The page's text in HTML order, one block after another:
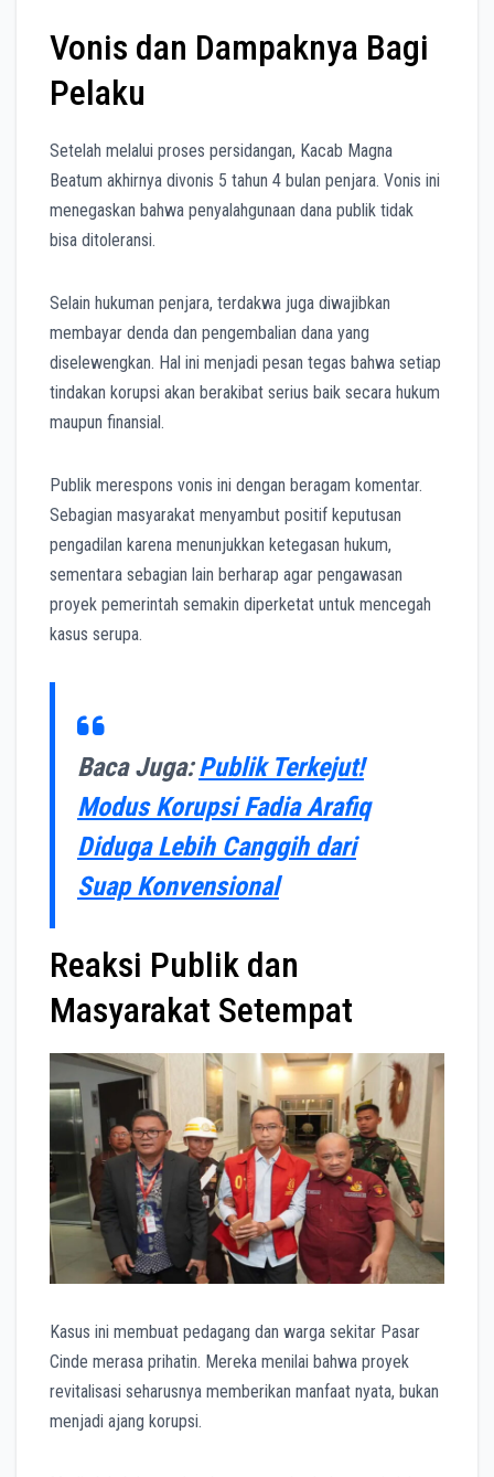
Vonis dan Dampaknya Bagi
Pelaku
Setelah melalui proses persidangan, Kacab Magna
Beatum akhirnya divonis 5 tahun 4 bulan penjara. Vonis ini
menegaskan bahwa penyalahgunaan dana publik tidak
bisa ditoleransi.
Selain hukuman penjara, terdakwa juga diwajibkan
membayar denda dan pengembalian dana yang
diselewengkan. Hal ini menjadi pesan tegas bahwa setiap
tindakan korupsi akan berakibat serius baik secara hukum
maupun finansial.
Publik merespons vonis ini dengan beragam komentar.
Sebagian masyarakat menyambut positif keputusan
pengadilan karena menunjukkan ketegasan hukum,
sementara sebagian lain berharap agar pengawasan
proyek pemerintah semakin diperketat untuk mencegah
kasus serupa.
Baca Juga:Publik Terkejut!
Modus Korupsi Fadia Arafiq
Diduga Lebih Canggih dari
Suap Konvensional
Reaksi Publik dan
Masyarakat Setempat
Kasus ini membuat pedagang dan warga sekitar Pasar
Cinde merasa prihatin. Mereka menilai bahwa proyek
revitalisasi seharusnya memberikan manfaat nyata, bukan
menjadi ajang korupsi.